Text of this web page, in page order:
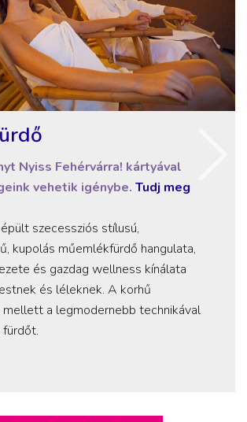
Nyiss Fehérvárra! kártyával
vehetik igénybe. Tudj meg
szecessziós stílusú,
kupolás műemlékfürdő hangulata,
és gazdag wellness kínálata
és léleknek. A korhű
a legmodernebb technikával